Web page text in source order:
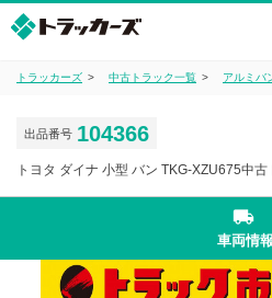
トラッカーズ 中古トラック一覧 アルミバ
出品番号 104366
トヨタ ダイナ 小型 バン TKG-XZU675中
local_shipping
車両情報